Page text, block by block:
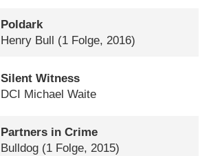
Poldark
Henry Bull (1 Folge, 2016)
Silent Witness
DCI Michael Waite
Partners in Crime
Bulldog (1 Folge, 2015)